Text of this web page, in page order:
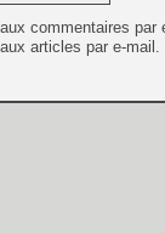
commentaires par
articles par e-mail.